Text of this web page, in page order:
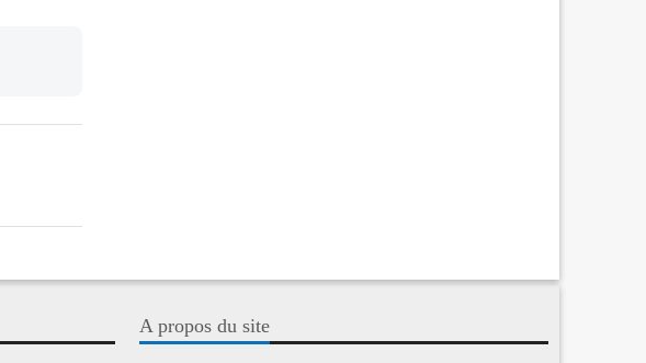
A propos du site